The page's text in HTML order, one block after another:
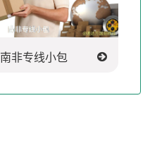
南非专线小包